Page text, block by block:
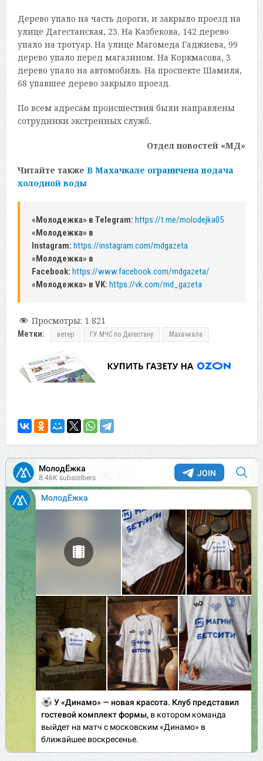
Дерево упало на часть дороги, и закрыло проезд на
улице Дагестанская, 23. На Казбекова, 142 дерево
упало на тротуар. На улице Магомеда Гаджиева, 99
дерево упало перед магазином. На Коркмасова, 3
дерево упало на автомобиль. На проспекте Шамиля,
68 упавшее дерево закрыло проезд.
По всем адресам происшествия были направлены
сотрудники экстренных служб.
Отдел новостей «МД»
Читайте также В Махачкале ограничена подача
холодной воды
«Молодежка» в Telegram: https://t.me/molodejka05
«Молодежка» в
Instagram: https://instagram.com/mdgazeta
«Молодежка» в
Facebook: https://www.facebook.com/mdgazeta/
«Молодежка» в VK: https://vk.com/md_gazeta
Просмотры: 1 821
Метки: ветер ГУ МЧС по Дагестану Махачкала